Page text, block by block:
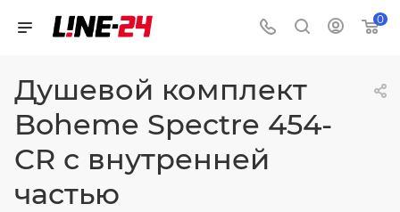
0
Душевой комплект
Boheme Spectre 454-
CR с внутренней
частью